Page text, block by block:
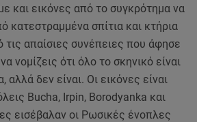
και εικόνες από το συγκρότημα να
κατεστραμμένα σπίτια και κτήρια
τις απαίσιες συνέπειες που άφησε
νομίζεις ότι όλο το σκηνικό είναι
αλλά δεν είναι. Οι εικόνες είναι
Bucha, Irpin, Borodyanka και
εισέβαλαν οι Ρωσικές ένοπλες